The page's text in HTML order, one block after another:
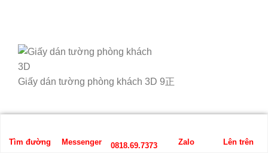
Giấy dán tường phòng khách 3D 9正
Tìm đường Messenger 0818.69.7373 Zalo Lên trên